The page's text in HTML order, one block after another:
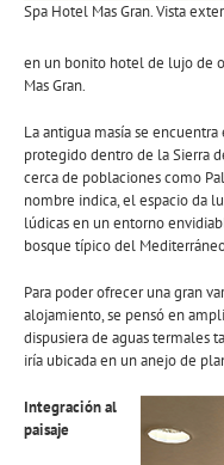
Spa Hotel Mas Gran. Vista
en un bonito hotel de lujo de
Mas Gran.
La antigua masía se
protegido dentro de la Sierra
cerca de poblaciones como
nombre indica, el espacio da
lúdicas en un entorno
bosque típico del
Para poder ofrecer una gran
alojamiento, se pensó en
dispusiera de aguas termales
iría ubicada en un anejo de
Integración al
paisaje